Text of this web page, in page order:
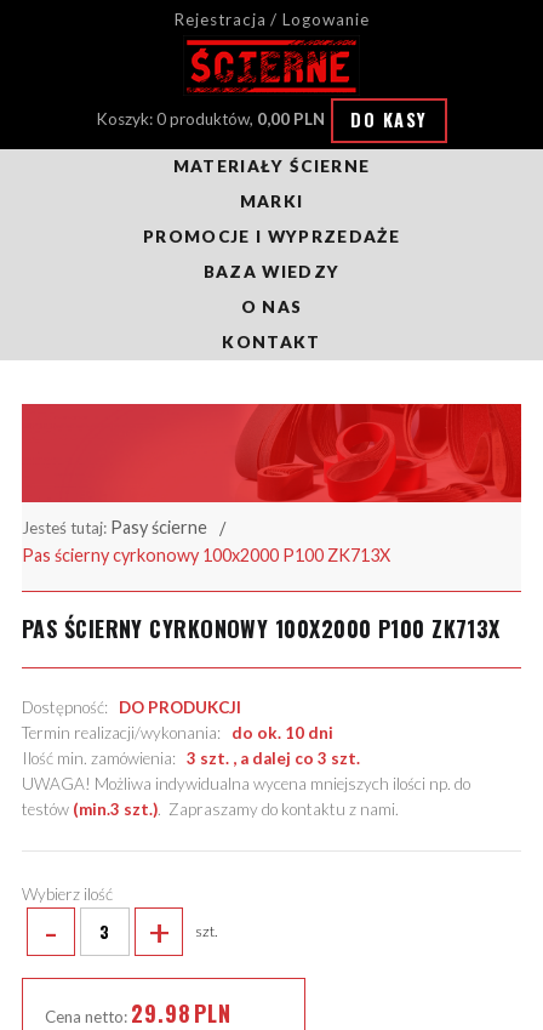
Rejestracja / Logowanie
Koszyk: 0 produktów, 0,00 PLN DO KASY
MATERIAŁY ŚCIERNE
MARKI
PROMOCJE I WYPRZEDAŻE
BAZA WIEDZY
O NAS
KONTAKT
Jesteś tutaj: Pasy ścierne
Pas ścierny cyrkonowy 100x2000 P100 ZK713X
PAS ŚCIERNY CYRKONOWY 100X2000 P100 ZK713X
Dostępność: DO PRODUKCJI
Termin realizacji/wykonania: do ok. 10 dni
Ilość min. zamówienia: 3 szt. , a dalej co 3 szt.
UWAGA! Możliwa indywidualna wycena mniejszych ilości np. do
testów (min.3 szt.). Zapraszamy do kontaktu z nami.
Wybierz ilość
- + szt.
Cena netto: 29.98PLN